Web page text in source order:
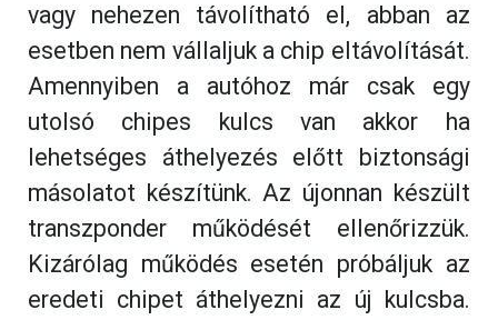
vagy nehezen távolítható el, abban az
esetben nem vállaljuk a chip eltávolítását.
Amennyiben a autóhoz már csak egy
utolsó chipes kulcs van akkor ha
lehetséges áthelyezés előtt biztonsági
másolatot készítünk. Az újonnan készült
transzponder működését ellenőrizzük.
Kizárólag működés esetén próbáljuk az
eredeti chipet áthelyezni az új kulcsba.